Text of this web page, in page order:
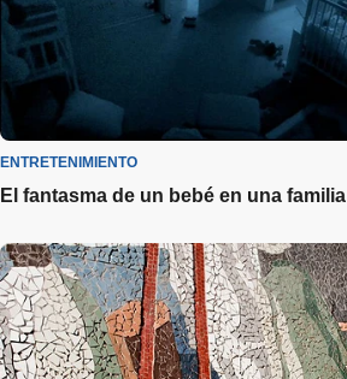
ENTRETENIMIENTO
El fantasma de un bebé en una familia